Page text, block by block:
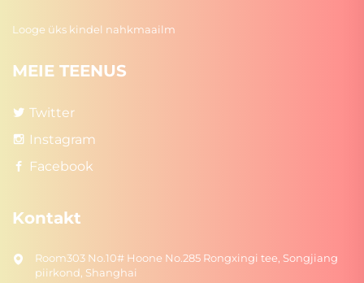
Looge üks kindel nahkmaailm
MEIE TEENUS
Twitter
Instagram
Facebook
Kontakt
Room303 No.10# Hoone No.285 Rongxingi tee, Songjiang
piirkond, Shanghai